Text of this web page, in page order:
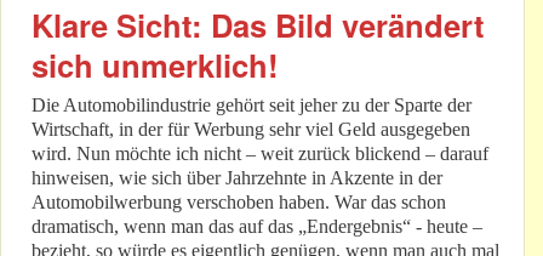
Klare Sicht: Das Bild verändert
sich unmerklich!
Die Automobilindustrie gehört seit jeher zu der Sparte der
Wirtschaft, in der für Werbung sehr viel Geld ausgegeben
wird. Nun möchte ich nicht – weit zurück blickend – darauf
hinweisen, wie sich über Jahrzehnte in Akzente in der
Automobilwerbung verschoben haben. War das schon
dramatisch, wenn man das auf das „Endergebnis“ - heute –
bezieht, so würde es eigentlich genügen, wenn man auch mal